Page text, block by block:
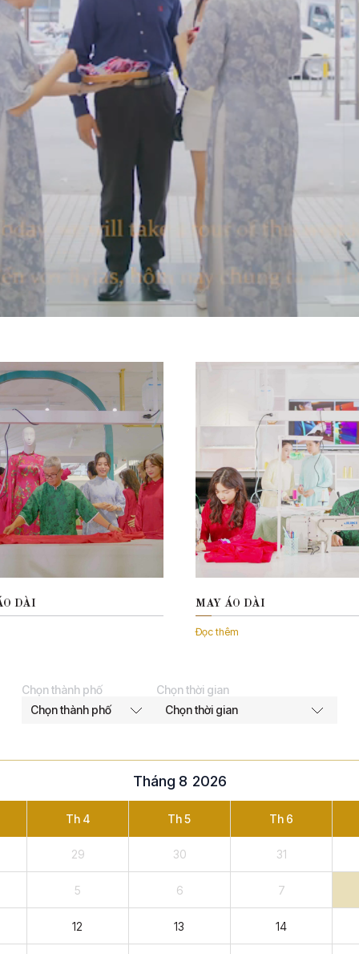
DÀI MAY ÁO DÀI
Đọc thêm
Chọn thành phố Chọn thời gian
Tháng 8 2026
Th 4 Th 5 Th 6
29 30 31
5 6 7
12 13 14